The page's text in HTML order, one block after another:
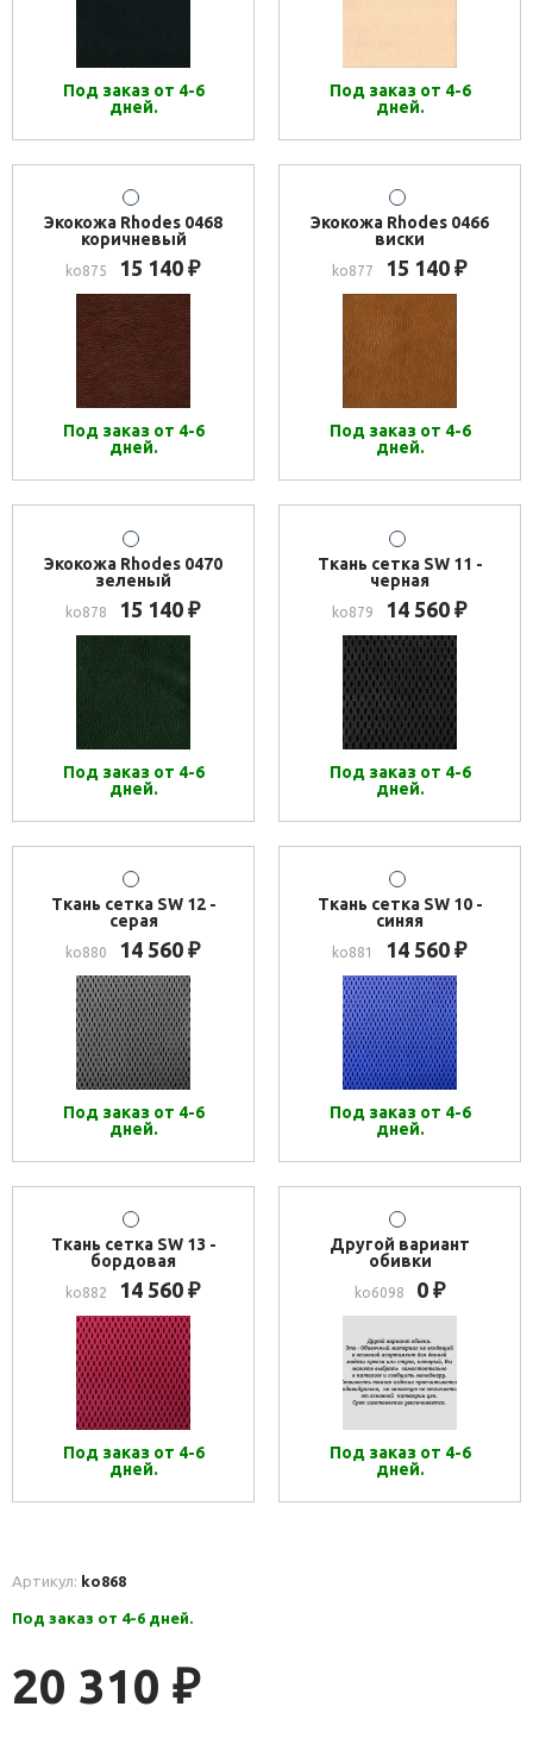
Под заказ от 4-6
дней.
Под заказ от 4-6
дней.
Экокожа Rhodes 0468
коричневый
ko875 15 140 ₽
Под заказ от 4-6
дней.
Экокожа Rhodes 0466
виски
ko877 15 140 ₽
Под заказ от 4-6
дней.
Экокожа Rhodes 0470
зеленый
ko878 15 140 ₽
Под заказ от 4-6
дней.
Ткань сетка SW 11 -
черная
ko879 14 560 ₽
Под заказ от 4-6
дней.
Ткань сетка SW 12 -
серая
ko880 14 560 ₽
Под заказ от 4-6
дней.
Ткань сетка SW 10 -
синяя
ko881 14 560 ₽
Под заказ от 4-6
дней.
Ткань сетка SW 13 -
бордовая
ko882 14 560 ₽
Под заказ от 4-6
дней.
Другой вариант
обивки
ko6098 0 ₽
Под заказ от 4-6
дней.
Артикул: ko868
Под заказ от 4-6 дней.
20 310 ₽